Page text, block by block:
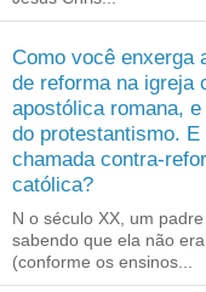
Como você enxerga
de reforma na igreja
apostólica romana,
do protestantismo. E
chamada contra-
católica?
N o século XX, um
sabendo que ela não
(conforme os ensinos...